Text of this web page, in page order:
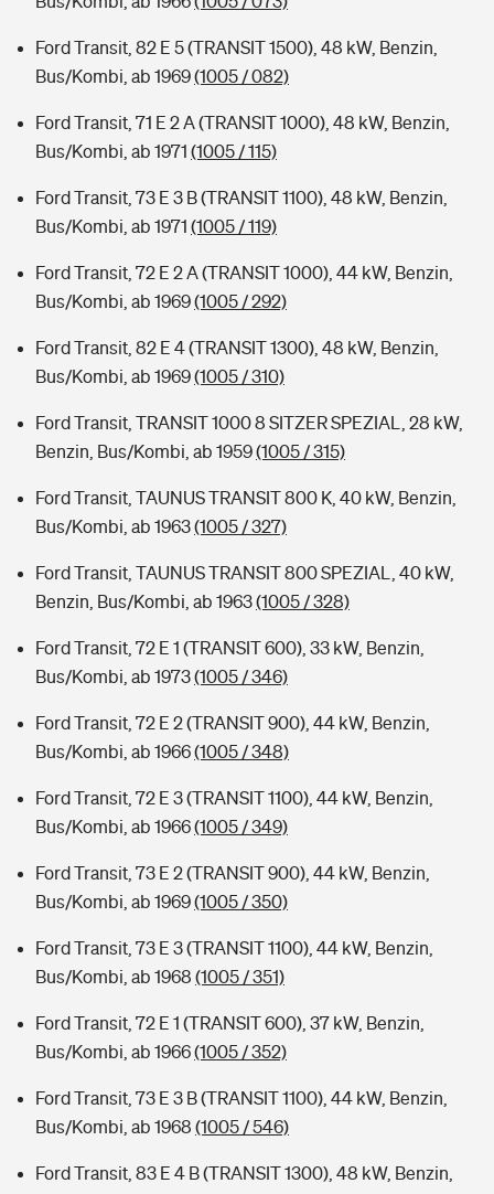
Ford Transit, 82 E 5 (TRANSIT 1500), 48 kW, Benzin,
Bus/Kombi, ab 1969(1005 / 082)
Ford Transit, 71 E 2 A (TRANSIT 1000), 48 kW, Benzin,
Bus/Kombi, ab 1971 (1005 / 115)
Ford Transit, 73 E 3 B (TRANSIT 1100), 48 kW, Benzin,
Bus/Kombi, ab 1971 (1005 / 119)
Ford Transit, 72 E 2 A (TRANSIT 1000), 44 kW, Benzin,
Bus/Kombi, ab 1969(1005 / 292)
Ford Transit, 82 E 4 (TRANSIT 1300), 48 kW, Benzin,
Bus/Kombi, ab 1969(1005 / 310)
Ford Transit, TRANSIT 1000 8 SITZER SPEZIAL, 28 kW,
Benzin, Bus/Kombi, ab 1959(1005 / 315)
Ford Transit, TAUNUS TRANSIT 800 K, 40 kW, Benzin,
Bus/Kombi, ab 1963(1005 / 327)
Ford Transit, TAUNUS TRANSIT 800 SPEZIAL, 40 kW,
Benzin, Bus/Kombi, ab 1963(1005 / 328)
Ford Transit, 72 E 1 (TRANSIT 600), 33 kW, Benzin,
Bus/Kombi, ab 1973(1005 / 346)
Ford Transit, 72 E 2 (TRANSIT 900), 44 kW, Benzin,
Bus/Kombi, ab 1966(1005 / 348)
Ford Transit, 72 E 3 (TRANSIT 1100), 44 kW, Benzin,
Bus/Kombi, ab 1966(1005 / 349)
Ford Transit, 73 E 2 (TRANSIT 900), 44 kW, Benzin,
Bus/Kombi, ab 1969(1005 / 350)
Ford Transit, 73 E 3 (TRANSIT 1100), 44 kW, Benzin,
Bus/Kombi, ab 1968 (1005 / 351)
Ford Transit, 72 E 1 (TRANSIT 600), 37 kW, Benzin,
Bus/Kombi, ab 1966(1005 / 352)
Ford Transit, 73 E 3 B (TRANSIT 1100), 44 kW, Benzin,
Bus/Kombi, ab 1968 (1005 / 546)
Ford Transit, 83 E 4 B (TRANSIT 1300), 48 kW, Benzin,